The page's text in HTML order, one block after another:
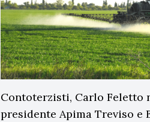
Contoterzisti, Carlo Feletto
presidente Apima Treviso e